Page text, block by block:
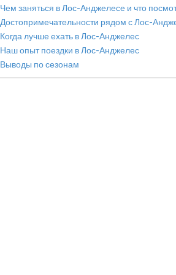
Чем заняться в Лос-Анджелесе и что
Достопримечательности рядом с Лос-
Когда лучше ехать в Лос-Анджелес
Наш опыт поездки в Лос-Анджелес
Выводы по сезонам